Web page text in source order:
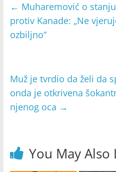
← Muharemović o
protiv Kanade: „Ne
ozbiljno“
Muž je tvrdio da želi da
onda je otkrivena
njenog oca →
You May Also